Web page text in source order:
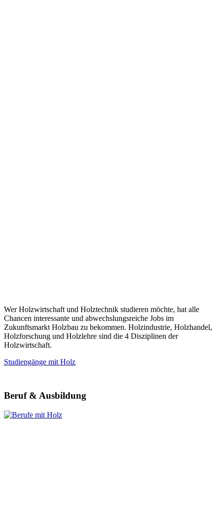
Wer Holzwirtschaft und Holztechnik studieren möchte, hat alle
Chancen interessante und abwechslungsreiche Jobs im
Zukunftsmarkt Holzbau zu bekommen. Holzindustrie, Holzhandel,
Holzforschung und Holzlehre sind die 4 Disziplinen der
Holzwirtschaft.
Studiengänge mit Holz
Beruf & Ausbildung